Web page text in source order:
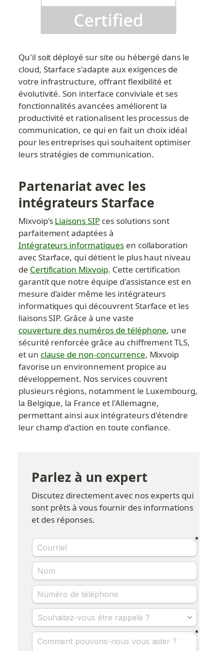
Qu'il soit déployé sur site ou hébergé dans le
cloud, Starface s'adapte aux exigences de
votre infrastructure, offrant flexibilité et
évolutivité. Son interface conviviale et ses
fonctionnalités avancées améliorent la
productivité et rationalisent les processus de
communication, ce qui en fait un choix idéal
pour les entreprises qui souhaitent optimiser
leurs stratégies de communication.
Partenariat avec les
intégrateurs Starface
Mixvoip's Liaisons SIP ces solutions sont
parfaitement adaptées à
Intégrateurs informatiques en collaboration
avec Starface, qui détient le plus haut niveau
de Certification Mixvoip. Cette certification
garantit que notre équipe d'assistance est en
mesure d'aider même les intégrateurs
informatiques qui découvrent Starface et les
liaisons SIP. Grâce à une vaste
couverture des numéros de téléphone, une
sécurité renforcée grâce au chiffrement TLS,
et un clause de non-concurrence, Mixvoip
favorise un environnement propice au
développement. Nos services couvrent
plusieurs régions, notamment le Luxembourg,
la Belgique, la France et l'Allemagne,
permettant ainsi aux intégrateurs d'étendre
leur champ d'action en toute confiance.
Parlez à un expert
Discutez directement avec nos experts qui
sont prêts à vous fournir des informations
et des réponses.